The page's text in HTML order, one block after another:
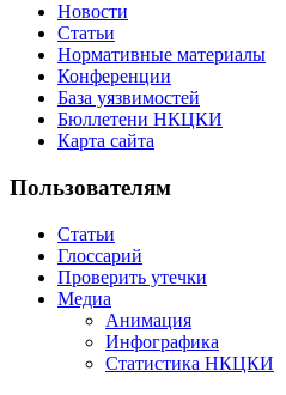
Новости
Статьи
Нормативные материалы
Конференции
База уязвимостей
Бюллетени НКЦКИ
Карта сайта
Пользователям
Статьи
Глоссарий
Проверить утечки
Медиа
Анимация
Инфографика
Статистика НКЦКИ